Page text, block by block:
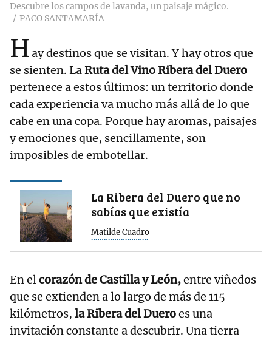
Descubre los campos de lavanda, un paisaje mágico.
PACO SANTAMARÍA
H ay destinos que se visitan. Y hay otros que
se sienten. LaRuta del Vino Ribera del Duero
pertenece a estos últimos: un territorio donde
cada experiencia va mucho más allá de lo que
cabe en una copa. Porque hay aromas, paisajes
y emociones que, sencillamente, son
imposibles de embotellar.
La Ribera del Duero que no
sabías que existía
Matilde Cuadro
En elcorazón de Castilla y León,entre viñedos
que se extienden a lo largo de más de 115
kilómetros, la Ribera del Dueroes una
invitación constante a descubrir. Una tierra